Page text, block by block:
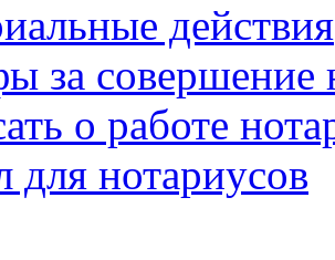
действия
за совершение
о работе
для нотариусов